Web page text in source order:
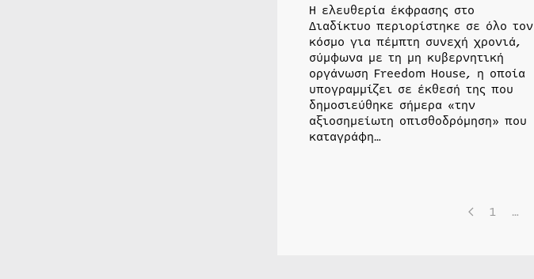
Η ελευθερία έκφρασης στο
Διαδίκτυο περιορίστηκε σε όλο τον
κόσμο για πέμπτη συνεχή χρονιά,
σύμφωνα με τη μη κυβερνητική
οργάνωση Freedom House, η οποία
υπογραμμίζει σε έκθεσή της που
δημοσιεύθηκε σήμερα «την
αξιοσημείωτη οπισθοδρόμηση» που
καταγράφη…
1 …